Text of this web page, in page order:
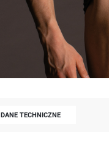
DANE TECHNICZNE